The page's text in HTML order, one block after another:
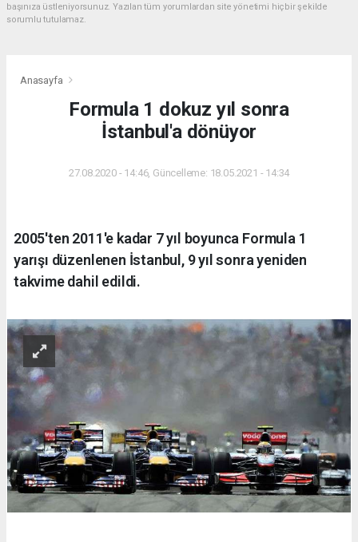
başınıza üstleniyorsunuz. Yazılan tüm yorumlardan site yönetimi hiçbir şekilde
sorumlu tutulamaz.
Anasayfa
Formula 1 dokuz yıl sonra
İstanbul'a dönüyor
27.08.2020 - 14:46, Güncelleme: 18.05.2021 - 14:34
2005'ten 2011'e kadar 7 yıl boyunca Formula 1
yarışı düzenlenen İstanbul, 9 yıl sonra yeniden
takvime dahil edildi.